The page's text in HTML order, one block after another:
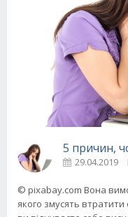
5 причин,
29.04.2019
© pixabay.com Вона
якого змусять